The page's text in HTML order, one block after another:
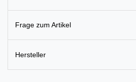
Frage zum Artikel
Hersteller